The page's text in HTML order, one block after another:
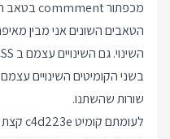
הטאבים השונים אני מבין
השינוי. גם השינויים עצמם ב CSS ובקובץ ה tsx תואמים את ההערה.
שורות שהשתנו.
לעומתם קומיט c4d223e קצת יותר מבלבל. הודעת הקומיט היא: